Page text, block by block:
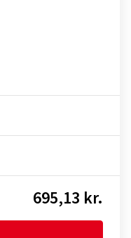
695,13 kr.